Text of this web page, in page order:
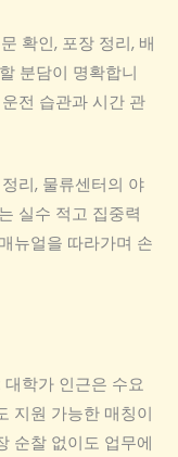
확인, 포장 정리, 배
분담이 명확합니
전 습관과 시간 관
리, 물류센터의 야
실수 적고 집중력
뉴얼을 따라가며 손
학가 인근은 수요
지원 가능한 매칭이
순찰 없이도 업무에